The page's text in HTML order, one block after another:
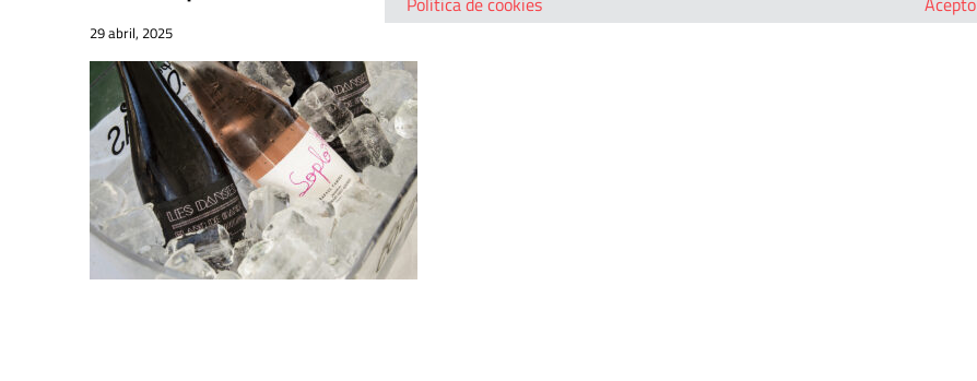
29 abril, 2025